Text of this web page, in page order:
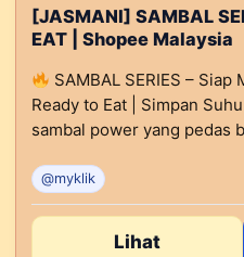
[JASMANI] SAMBAL
EAT | Shopee Malaysia
SAMBAL SERIES – Siap
Ready to Eat | Simpan
sambal power yang pedas
@myklik
Lihat